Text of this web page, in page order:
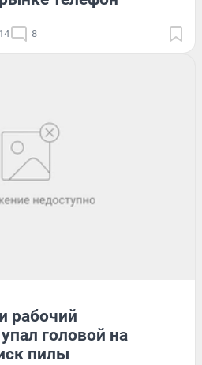
8
рабочий
головой на
пилы